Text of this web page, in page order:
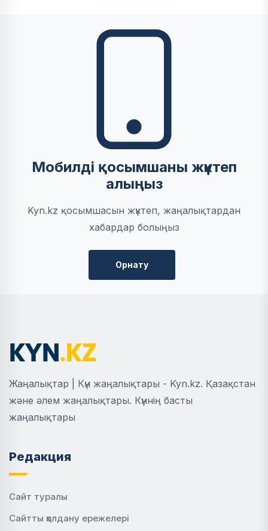
Мобилді қосымшаны жүктеп
алыңыз
Kyn.kz қосымшасын жүктеп, жаңалықтардан
хабардар болыңыз
Орнату
Жаңалықтар | Күн жаңалықтары - Kyn.kz. Қазақстан
және әлем жаңалықтары. Күннің басты
жаңалықтары
Редакция
Сайт туралы
Сайтты қолдану ережелері